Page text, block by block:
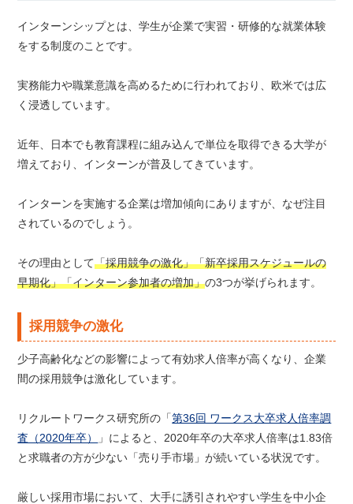
インターンシップとは、学生が企業で実習・研修的な就業体験
をする制度のことです。
実務能力や職業意識を高めるために行われており、欧米では広
く浸透しています。
近年、日本でも教育課程に組み込んで単位を取得できる大学が
増えており、インターンが普及してきています。
インターンを実施する企業は増加傾向にありますが、なぜ注目
されているのでしょう。
その理由として「採用競争の激化」「新卒採用スケジュールの
早期化」「インターン参加者の増加」の3つが挙げられます。
採用競争の激化
少子高齢化などの影響によって有効求人倍率が高くなり、企業
間の採用競争は激化しています。
リクルートワークス研究所の「第36回 ワークス大卒求人倍率調
査（2020年卒）
」によると、2020年卒の大卒求人倍率は1.83倍
と求職者の方が少ない「売り手市場」が続いている状況です。
厳しい採用市場において、大手に誘引されやすい学生を中小企